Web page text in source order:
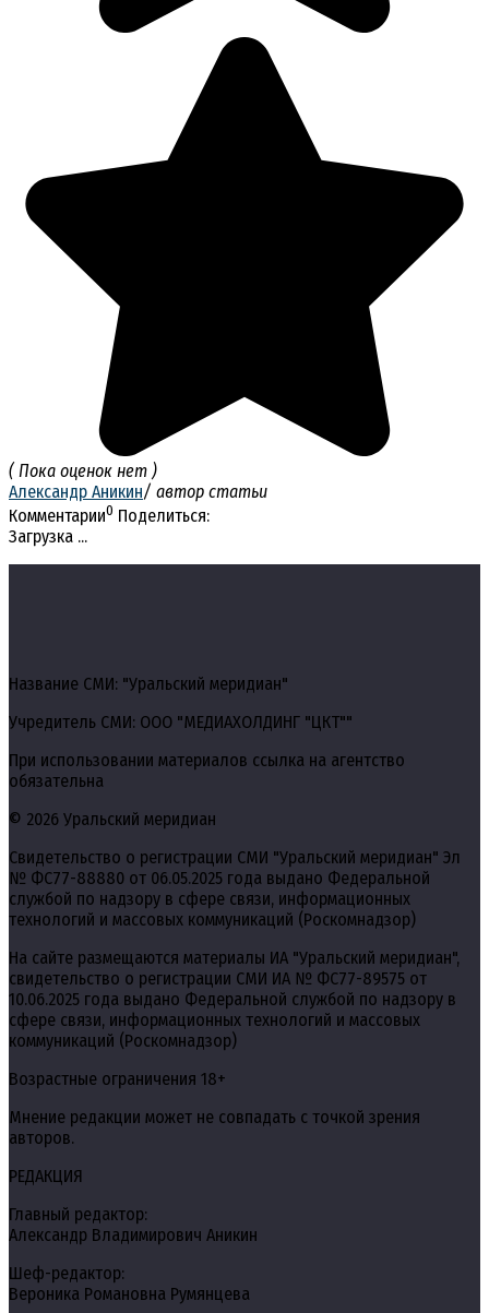
( Пока оценок нет )
Александр Аникин/ автор статьи
Комментарии0 Поделиться:
Загрузка ...
Название СМИ: "Уральский меридиан"
Учредитель СМИ: ООО "МЕДИАХОЛДИНГ "ЦКТ""
При использовании материалов ссылка на агентство
обязательна
© 2026 Уральский меридиан
Свидетельство о регистрации СМИ "Уральский меридиан" Эл
№ ФС77-88880 от 06.05.2025 года выдано Федеральной
службой по надзору в сфере связи, информационных
технологий и массовых коммуникаций (Роскомнадзор)
На сайте размещаются материалы ИА "Уральский меридиан",
свидетельство о регистрации СМИ ИА № ФС77-89575 от
10.06.2025 года выдано Федеральной службой по надзору в
сфере связи, информационных технологий и массовых
коммуникаций (Роскомнадзор)
Возрастные ограничения 18+
Мнение редакции может не совпадать с точкой зрения
авторов.
РЕДАКЦИЯ
Главный редактор:
Александр Владимирович Аникин
Шеф-редактор:
Вероника Романовна Румянцева